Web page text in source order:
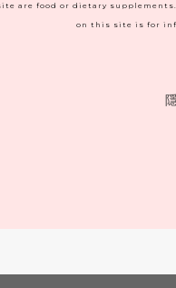
are food or dietary
on this site is for